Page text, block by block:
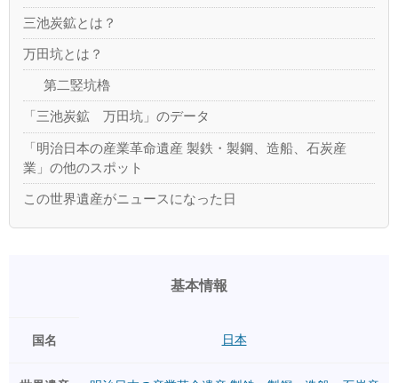
三池炭鉱とは？
万田坑とは？
第二竪坑櫓
「三池炭鉱 万田坑」のデータ
「明治日本の産業革命遺産 製鉄・製鋼、造船、石炭産
業」の他のスポット
この世界遺産がニュースになった日
基本情報
国名 日本